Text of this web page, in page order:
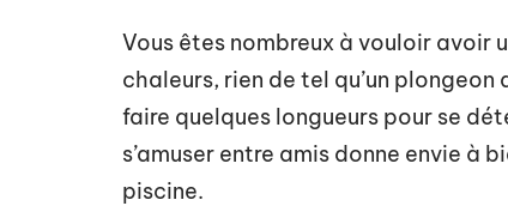
Vous êtes nombreux à vouloir avoir
chaleurs, rien de tel qu’un
faire quelques longueurs pour se
s’amuser entre amis donne envie à
piscine.